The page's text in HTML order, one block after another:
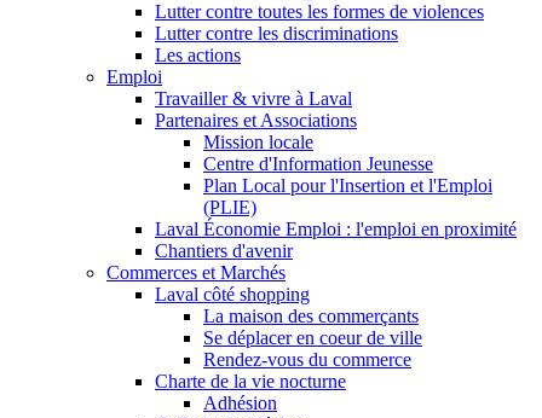
Lutter contre toutes les formes de violences
Lutter contre les discriminations
Les actions
Emploi
Travailler & vivre à Laval
Partenaires et Associations
Mission locale
Centre d'Information Jeunesse
Plan Local pour l'Insertion et l'Emploi
(PLIE)
Laval Économie Emploi : l'emploi en proximité
Chantiers d'avenir
Commerces et Marchés
Laval côté shopping
La maison des commerçants
Se déplacer en coeur de ville
Rendez-vous du commerce
Charte de la vie nocturne
Adhésion